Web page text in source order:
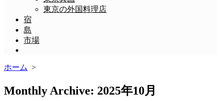
東京の外国料理店
宿
島
市場
ュ
閉
ホーム >
Monthly Archive: 2025年10月